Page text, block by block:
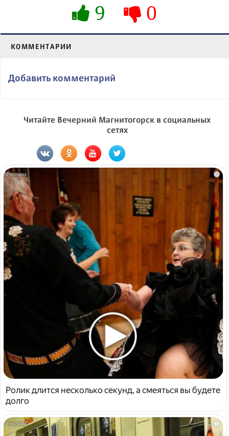
9 0
КОММЕНТАРИИ
Добавить комментарий
Читайте Вечерний Магнитогорск в социальных
сетях
i
Ролик длится несколько секунд, а смеяться вы будете
долго
i